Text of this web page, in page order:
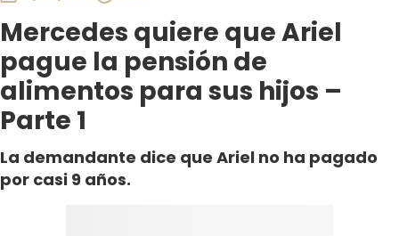
Mercedes quiere que Ariel
pague la pensión de
alimentos para sus hijos –
Parte 1
La demandante dice que Ariel no ha pagado
por casi 9 años.
Plan Perfecto
El Tiempo
Sabingo
Todos Los Programas